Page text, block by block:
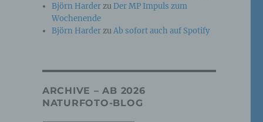
Björn HarderzuDer MP Impuls zum
Wochenende
Björn HarderzuAb sofort auch auf Spotify
ARCHIVE – AB 2026
NATURFOTO-BLOG